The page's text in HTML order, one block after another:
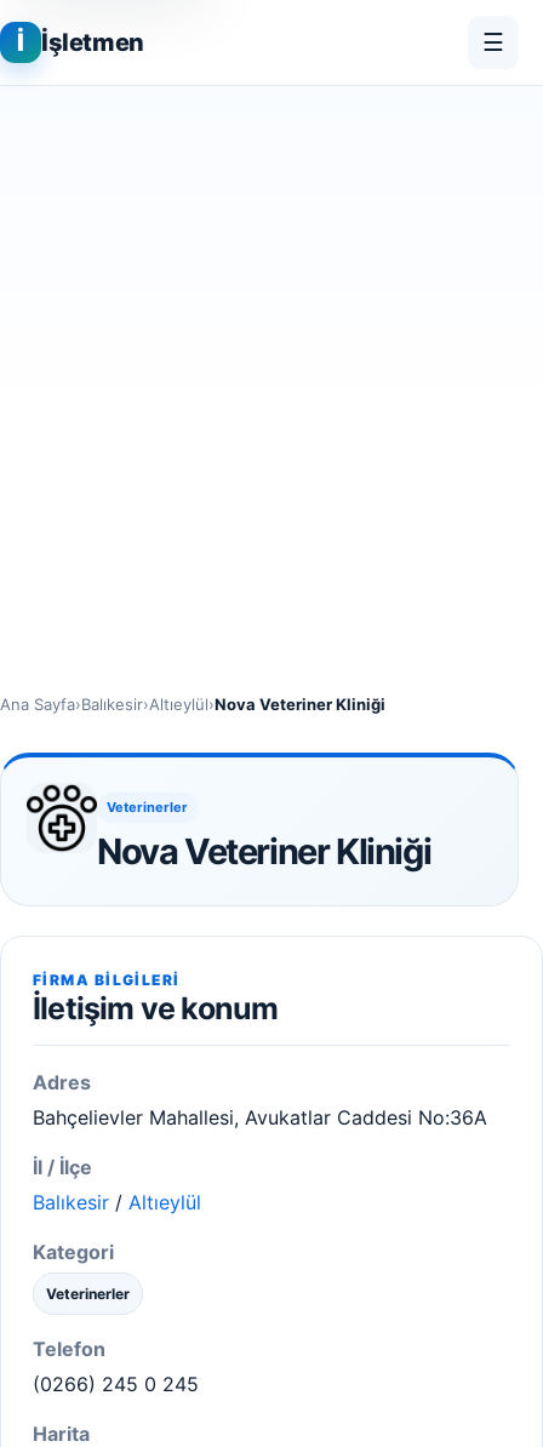
İ İşletmen ☰
Ana Sayfa›Balıkesir›Altıeylül›Nova Veteriner Kliniği
Veterinerler
Nova Veteriner Kliniği
FIRMA BILGILERI
İletişim ve konum
Adres
Bahçelievler Mahallesi, Avukatlar Caddesi No:36A
İl / İlçe
Balıkesir / Altıeylül
Kategori
Veterinerler
Telefon
(0266) 245 0 245
Harita